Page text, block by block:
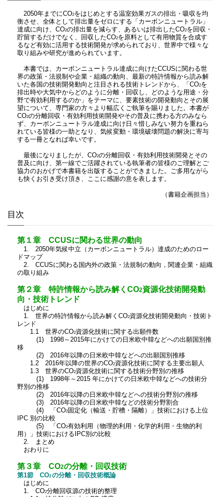
2050年までにCO2をはじめとする温室効果ガスの排出・吸収を均
衡させ、全体として排出量をゼロにする「カーボンニュートラル」
達成に向け、CO2の排出量を減らす、あるいは排出したCO2を回収・
貯留するだけでなく、回収したCO2を原料として有用物質を合成す
るなど有効に活用する技術開発が求められており、世界中で様々な
取り組みや研究が進められています。
本書では、カーボンニュートラル達成に向けたCCUSに関わる世
界の政策・法規制や企業・組織の動向、最新の特許情報から読み解
いた各国の技術開発動向と注目される技術トレンドから、「CO2を
排出時や大気中からどのように分離・回収し、どのような用途・分
野で有効利用するのか」をテーマに、要素技術の開発動向とその展
望について、専門家の方々より幅広くご執筆を賜りました。本書が
CO2の分離回収・有効利用技術開発やその普及に携わる方のみなら
ず、カーボンニュートラル達成に向け日々惜しみない努力を重ねら
れている皆様の一助となり、気候変動・環境破壊問題の解決に寄与
する一冊となれば幸いです。
最後になりましたが、CO2の分離回収・有効利用技術開発とその
普及に向け、第一線でご活躍されている執筆者の皆様のご理解とご
協力のおかげで本書籍を出版することができました。ご多用ながら
も快くお引き受け頂き、ここに感謝の意を表します。
（書籍企画担当）
目次
第１章 CCUSに関わる世界の動向
1. 2050年気候中立（カーボンニュートラル）達成のためのロー
ドマップ
2. CCUSに関わる国内外の政策・法規制の動向，関連企業・組織
の取り組み
第２章 特許情報から読み解くCO2資源化技術開発動
向・技術トレンド
はじめに
1. 世界の特許情報から読み解くCO2資源化技術開発動向・技術ト
レンド
1.1 世界のCO2資源化技術に関する出願件数
(1) 1998～2015年にかけての日米欧中韓などへの出願国別推
移
(2) 2016年以降の日米欧中韓などへの出願国別推移
1.2 2016年以降の世界のCO2資源化技術に関する主要出願人
1.3 世界のCO2資源化技術に関する技術分野別の推移
(1) 1998年～2015 年にかけての日米欧中韓などへの技術分
野別の推移
(2) 2016年以降の日米欧中韓などへの技術分野別の推移
(3) 2016年以降の日米欧中韓などの技術分野割合
(4) 「CO2固定化（輸送・貯槽・隔離）」技術における上位
IPC 別の比較
(5) 「CO2有効利用（物理的利用・化学的利用・生物的利
用）」技術におけるIPC別の比較
2. まとめ
おわりに
第３章 CO2の分離・回収技術
第1節 CO2の分離・回収技術概論
はじめに
1. CO2分離回収源の技術的整理